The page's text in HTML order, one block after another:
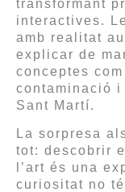
transformant
interactives.
amb realitat
explicar de
conceptes
contaminació i
Sant Martí.
La sorpresa
tot: descobrir
l’art és una
curiositat no